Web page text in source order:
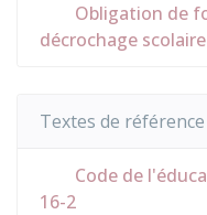
Obligation de
décrochage scolaire
Textes de référence
Code de
16-2